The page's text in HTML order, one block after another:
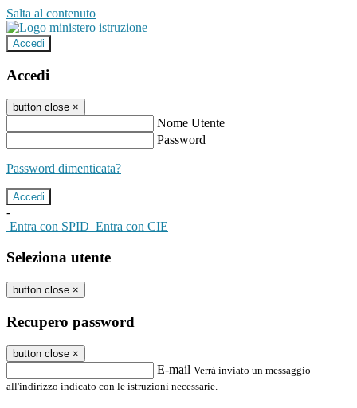
Salta al contenuto
Accedi
Accedi
button close ×
Nome Utente
Password
Password dimenticata?
-
Entra con SPID Entra con CIE
Seleziona utente
button close ×
Recupero password
button close ×
E-mail Verrà inviato un messaggio
all'indirizzo indicato con le istruzioni necessarie.